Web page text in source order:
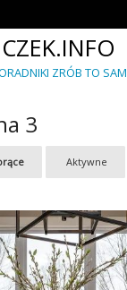
ZRÓB TO SAM
3
Aktywne